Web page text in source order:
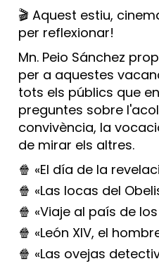
🎬 Aquest estiu,
per reflexionar!
Mn. Peio Sánchez
per a aquestes
tots els públics que
preguntes sobre
convivència, la
de mirar els altres.
🍿 «El día de la
🍿 «Las locas del
🍿 «Viaje al país de
🍿 «León XIV, el
🍿 «Las ovejas